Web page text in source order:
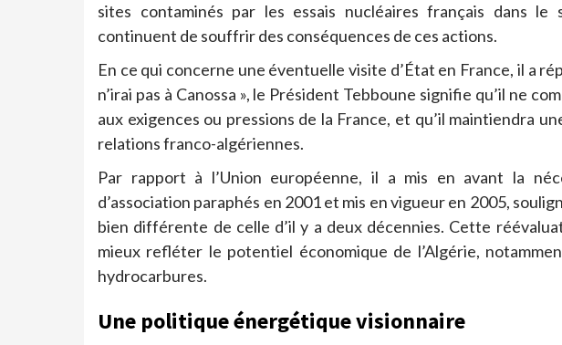
sites contaminés par les essais nucléaires français dans le
continuent de souffrir des conséquences de ces actions.
En ce qui concerne une éventuelle visite d’État en France, il a
n’irai pas à Canossa », le Président Tebboune signifie qu’il ne
aux exigences ou pressions de la France, et qu’il maintiendra
relations franco-algériennes.
Par rapport à l’Union européenne, il a mis en avant la
d’association paraphés en 2001 et mis en vigueur en 2005,
bien différente de celle d’il y a deux décennies. Cette
mieux refléter le potentiel économique de l’Algérie,
hydrocarbures.
Une politique énergétique visionnaire